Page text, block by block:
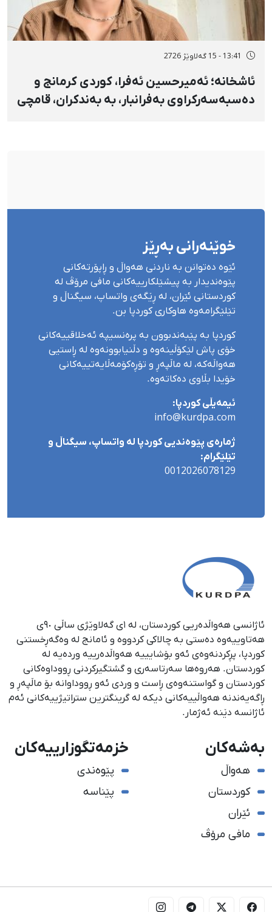
13:41 - 15 گەلاوێژ 2726
ئاشخانە؛ ئەمیرحسین ئەفرا، کوردی کرمانج و
دەسبەسەرکراوی بەفرانبار، بە بەندکران، قامچی
خوێنەرانی بەڕێز
ئێوە دەتوانن بە ناردنی هەواڵ و ڕاپۆرتەکانی
پێوەندیدار بە پیشێلکارییەکانی مافی مرۆڤ لە
کوردستانی ئێران، لە ڕێگەی واتساپ، سیگناڵ و
تێلێگرامەوە هاوکاری کوردپا بن.
کوردپا بە پێبەندبوون بە پرەنسیپە ئەخلاقییەکانی
خۆی پاش لێکۆڵینەوە و دڵنیابوونەوە لە ڕاستیی
هەواڵەکە، لە ماڵپەڕ و تۆڕەکۆمەڵایەتییەکانی
خۆیدا بڵاوی دەکاتەوە.
ئیمەیڵی کوردپا:
info@kurdpa.com
ژمارەی پێوەندیی کوردپا لە واتساپ، سیگناڵ و
تێلێگرام:
0012026078129
ئاژانسی هەواڵدەریی کوردستان، لە ١ی گەلاوێژی ساڵی ٩٠ی
هەتاوییەوە دەستی بە چالاکی کردووە و ئامانج لە وەگەڕخستنی
كوردپا، پڕكردنەوەی ئەو بۆشایییە هەواڵدەرییە وردەیە لە
كوردستان. هەروەها سەرتاسەری و گشتگیركردنی ڕووداوەكانی
كوردستان و گواستنەوەی ڕاست و وردی ئەو ڕووداوانە بۆ ماڵپەڕ و
ڕاگەیەندنە هەواڵییەكانی دیكە لە گرینگترین ستراتیژییەكانی ئەم
ئاژانسە دێنە ئەژمار.
بەشەکان
هەواڵ
کوردستان
ئێران
مافی مرۆڤ
خزمەتگوزارییەکان
پێوەندی
پێناسە